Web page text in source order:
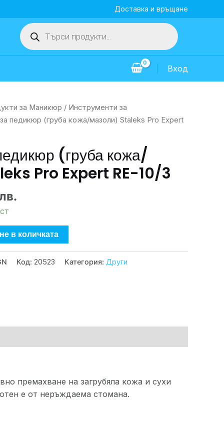
Доставка и връщане
Products
search
Вход
за Маникюр / Инструменти за
педикюр (груба кожа/мазоли) Staleks Pro Expert
(груба кожа/
Pro Expert RE-10/3
в количката
Код: 20523 Категория: Други
премахване на загрубяла кожа и сухи
е от неръждаема стомана.